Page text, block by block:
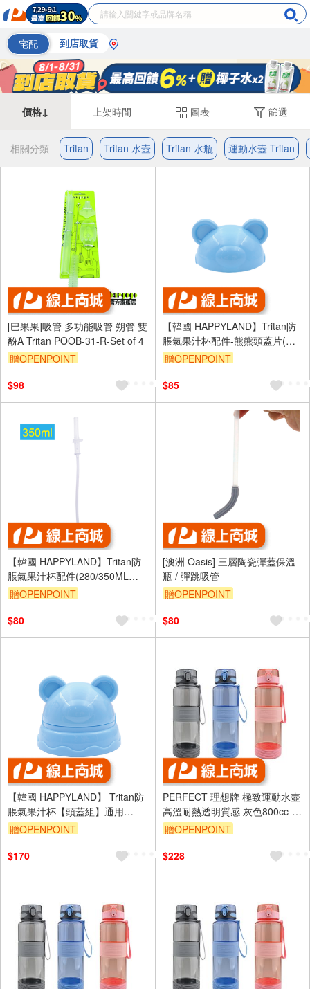
宅配 到店取貨
價格↓ 上架時間 圖表 篩選
相關分類 Tritan Tritan 水壺 Tritan 水瓶 運動水壺 Tritan
[巴果果]吸管 多功能吸管 朔管 雙
酚A Tritan POOB-31-R-Set of 4
贈OPENPOINT
$98
【韓國 HAPPYLAND】Tritan防
脹氣果汁杯配件-熊熊頭蓋片(通
用200/280/350ML)
贈OPENPOINT
$85
【韓國 HAPPYLAND】Tritan防
脹氣果汁杯配件(280/350ML十
字孔吸管、墊圈)
贈OPENPOINT
$80
[澳洲 Oasis] 三層陶瓷彈蓋保溫
瓶 / 彈跳吸管
贈OPENPOINT
$80
【韓國 HAPPYLAND】 Tritan防
脹氣果汁杯【頭蓋組】通用
200/280/350ML
贈OPENPOINT
$170
PERFECT 理想牌 極致運動水壺
高溫耐熱透明質感 灰色800cc-
Leidea樂德兒
贈OPENPOINT
$228